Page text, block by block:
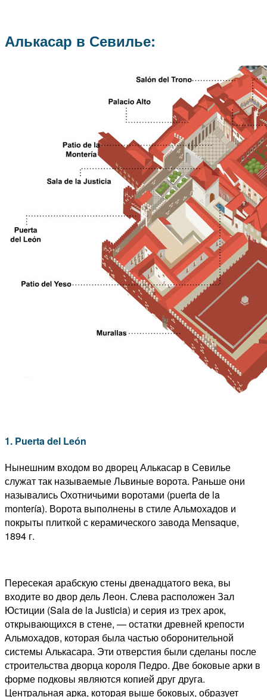
Алькасар в Севилье:
1. Puerta del León
Нынешним входом во дворец Алькасар в Севилье
служат так называемые Львиные ворота. Раньше они
назывались Охотничьими воротами (puerta de la
montería). Ворота выполнены в стиле Альмохадов и
покрыты плиткой с керамического завода Mensaque,
1894 г.
Пересекая арабскую стены двенадцатого века, вы
входите во двор дель Леон. Слева расположен Зал
Юстиции (Sala de la Justicia) и серия из трех арок,
открывающихся в стене, — остатки древней крепости
Альмохадов, которая была частью оборонительной
системы Алькасара. Эти отверстия были сделаны после
строительства дворца короля Педро. Две боковые арки в
форме подковы являются копией друг друга.
Центральная арка, которая выше боковых, образует